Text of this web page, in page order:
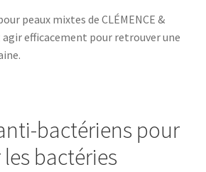
peaux mixtes de CLÉMENCE &
agir efficacement pour retrouver une
bactériens pour
bactéries